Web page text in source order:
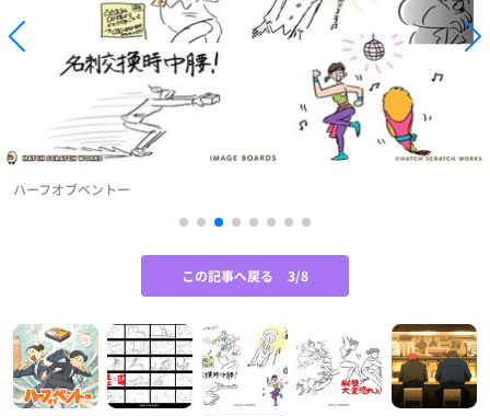
ハーフオブベントー
この記事へ戻る 3/8